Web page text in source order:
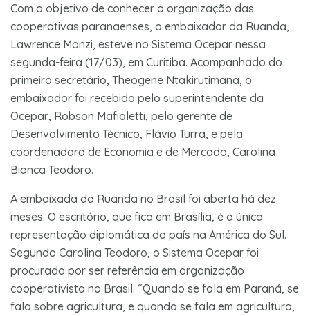
Com o objetivo de conhecer a organização das
cooperativas paranaenses, o embaixador da Ruanda,
Lawrence Manzi, esteve no Sistema Ocepar nessa
segunda-feira (17/03), em Curitiba. Acompanhado do
primeiro secretário, Theogene Ntakirutimana, o
embaixador foi recebido pelo superintendente da
Ocepar, Robson Mafioletti, pelo gerente de
Desenvolvimento Técnico, Flávio Turra, e pela
coordenadora de Economia e de Mercado, Carolina
Bianca Teodoro.
A embaixada da Ruanda no Brasil foi aberta há dez
meses. O escritório, que fica em Brasília, é a única
representação diplomática do país na América do Sul.
Segundo Carolina Teodoro, o Sistema Ocepar foi
procurado por ser referência em organização
cooperativista no Brasil. “Quando se fala em Paraná, se
fala sobre agricultura, e quando se fala em agricultura,